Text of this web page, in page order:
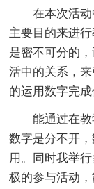
在本次活
主要目的来进
是密不可分的
活中的关系，
的运用数字完成
能通过在
数字是分不开
用。同时我举
极的参与活动